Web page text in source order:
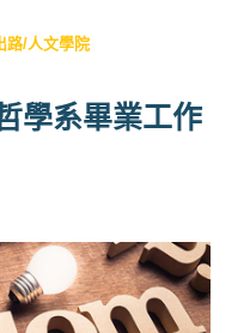
路/人文學院
學系畢業工作